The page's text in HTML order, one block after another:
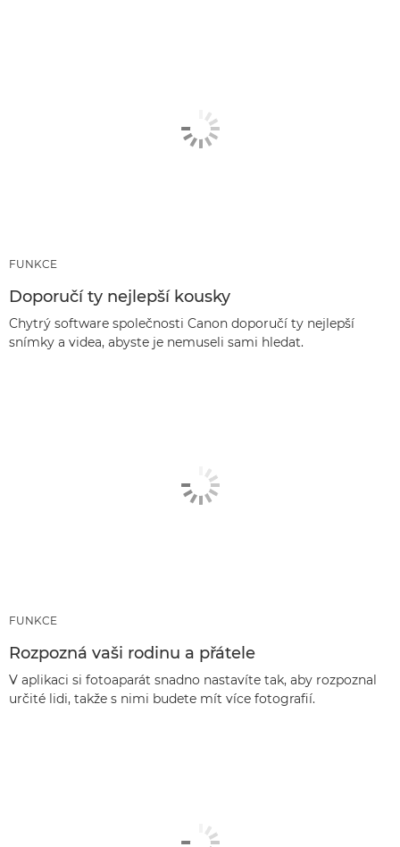
FUNKCE
Doporučí ty nejlepší kousky
Chytrý software společnosti Canon doporučí ty nejlepší
snímky a videa, abyste je nemuseli sami hledat.
FUNKCE
Rozpozná vaši rodinu a přátele
V aplikaci si fotoaparát snadno nastavíte tak, aby rozpoznal
určité lidi, takže s nimi budete mít více fotografií.